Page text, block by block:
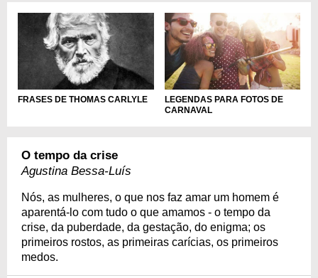
FRASES DE THOMAS CARLYLE
LEGENDAS PARA FOTOS DE
CARNAVAL
O tempo da crise
Agustina Bessa-Luís
Nós, as mulheres, o que nos faz amar um homem é
aparentá-lo com tudo o que amamos - o tempo da
crise, da puberdade, da gestação, do enigma; os
primeiros rostos, as primeiras carícias, os primeiros
medos.